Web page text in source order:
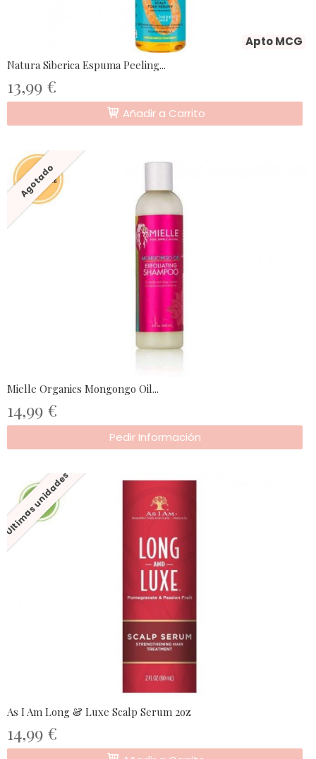
Apto MCG
Natura Siberica Espuma Peeling...
13,99 €
Añadir a Carrito
Agotado
Mielle Organics Mongongo Oil...
14,99 €
Pedir Información
Últimas unidades
As I Am Long & Luxe Scalp Serum 2oz
14,99 €